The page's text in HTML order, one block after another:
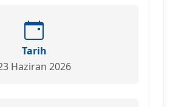
Tarih
Haziran 2026